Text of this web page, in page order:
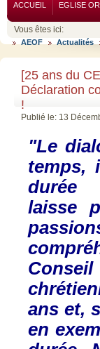
ACCUEIL EGLISE
Vous êtes ici:
AEOF Actualités
[25 ans du
Déclaration
!
Publié le: 13
"Le
temps,
durée
laisse
Conseil
ans et,
en